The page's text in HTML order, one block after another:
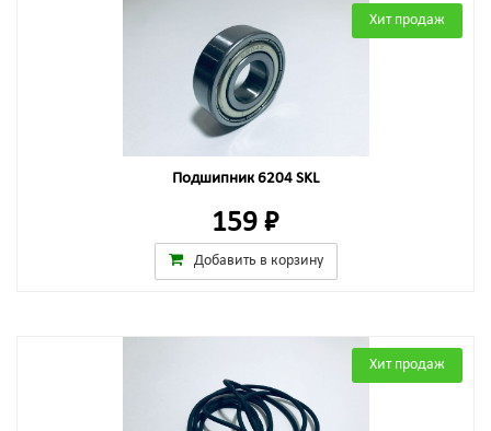
Хит продаж
Подшипник 6204 SKL
159 ₽
Добавить в корзину
Хит продаж